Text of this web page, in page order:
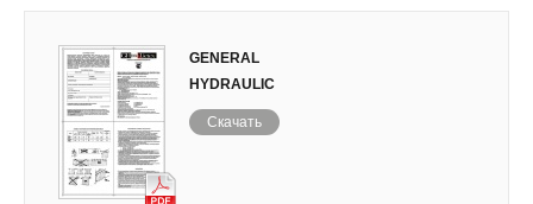
GENERAL
HYDRAULIC
Скачать